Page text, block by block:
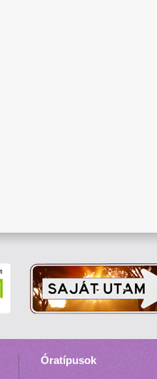
Óratípusok